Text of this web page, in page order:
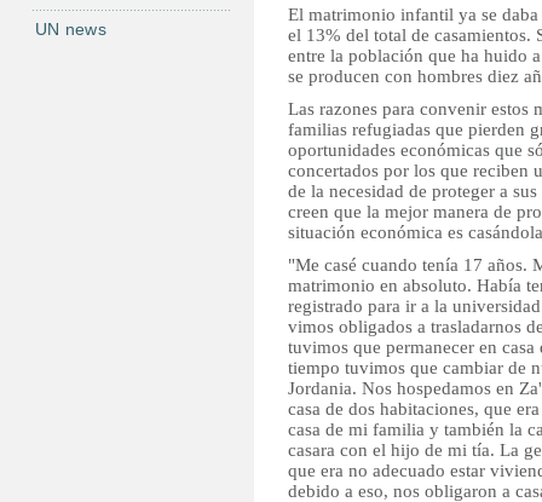
El matrimonio infantil ya se daba
el 13% del total de casamientos.
entre la población que ha huido
se producen con hombres diez
Las razones para convenir estos
familias refugiadas que pierden
oportunidades económicas que
concertados por los que reciben
de la necesidad de proteger a
creen que la mejor manera de
situación económica es
"Me casé cuando tenía 17 años.
matrimonio en absoluto. Había
registrado para ir a la
vimos obligados a trasladarnos
tuvimos que permanecer en
tiempo tuvimos que cambiar de
Jordania. Nos hospedamos en
casa de dos habitaciones, que
casa de mi familia y también la
casara con el hijo de mi tía. La
que era no adecuado estar
debido a eso, nos obligaron a
UN news